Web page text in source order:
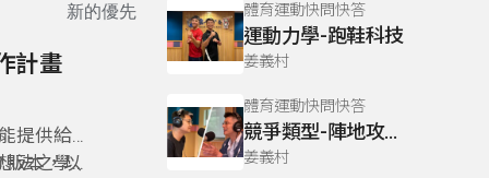
新的優先
計畫
提供給家
版本，以
法之學校
體育運動快問快答
運動力學-跑鞋科技
姜義村
體育運動快問快答
競爭類型-陣地攻守型運動
姜義村